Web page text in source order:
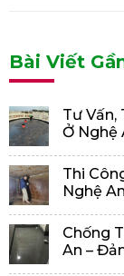
Bài Viết
Tư Vấn,
Ở Nghệ
Thi
Nghệ
Chống
An –